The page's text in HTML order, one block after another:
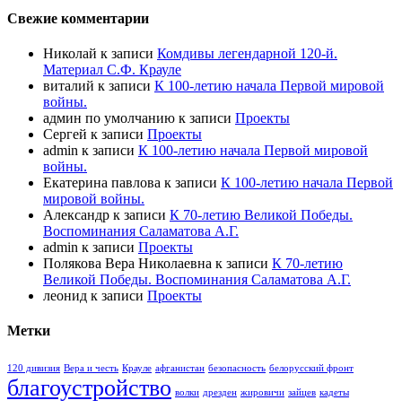
Свежие комментарии
Николай к записи Комдивы легендарной 120-й.
Материал С.Ф. Крауле
виталий к записи К 100-летию начала Первой мировой
войны.
админ по умолчанию к записи Проекты
Сергей к записи Проекты
admin к записи К 100-летию начала Первой мировой
войны.
Екатерина павлова к записи К 100-летию начала Первой
мировой войны.
Александр к записи К 70-летию Великой Победы.
Воспоминания Саламатова А.Г.
admin к записи Проекты
Полякова Вера Николаевна к записи К 70-летию
Великой Победы. Воспоминания Саламатова А.Г.
леонид к записи Проекты
Метки
120 дивизия Вера и честь Крауле афганистан безопасность белорусский фронт
благоустройство волки дрезден жировичи зайцев кадеты